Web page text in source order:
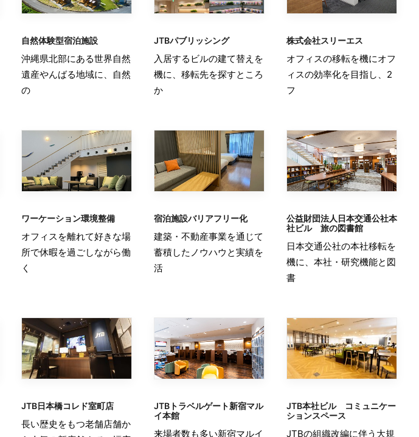
自然体験型宿泊施設
沖縄県北部にある世界自然
遺産やんばる地域に、自然
の
JTBパブリッシング
入居するビルの建て替えを
機に、移転先を探すところ
か
株式会社スリーエス
オフィスの移転を機にオフ
ィスの効率化を目指し、2
フ
ワーケーション環境整備
オフィスを離れて好きな場
所で休暇を過ごしながら働
く
宿泊施設バリアフリー化
建築・不動産事業を通じて
蓄積したノウハウと実績を
活
公益財団法人日本交通公社本
社ビル 旅の図書館
日本交通公社の本社移転を
機に、本社・研究機能と図
書
JTB日本橋コレド室町店
長い歴史をもつ老舗店舗か
JTBトラベルゲート新宿マル
イ本館
来場者数も多い新宿マルイ
JTB本社ビル コミュニケー
ションスペース
JTBの組織改編に伴う大規